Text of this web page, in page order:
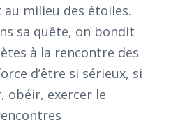
milieu des étoiles.
sa quête, on bondit
à la rencontre des
d’être si sérieux, si
obéir, exercer le